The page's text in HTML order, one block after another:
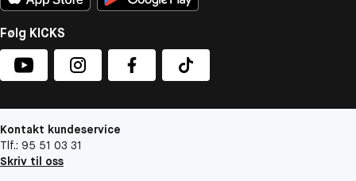
Følg KICKS
Kontakt kundeservice
Tlf.: 95 51 03 31
Skriv til oss